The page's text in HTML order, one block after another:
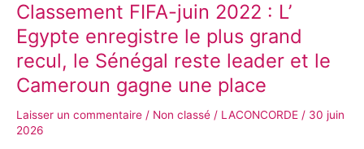
Classement FIFA-juin 2022 : L’
Egypte enregistre le plus grand
recul, le Sénégal reste leader et le
Cameroun gagne une place
Laisser un commentaire / Non classé / LACONCORDE / 30 juin
2026
Classement
FIFA-
juin
2022
:
Egypte
enregistre